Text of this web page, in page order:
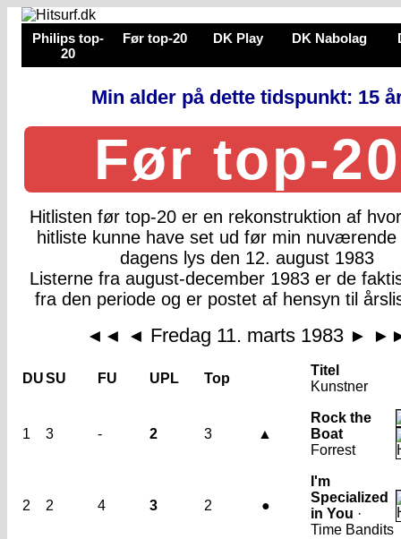
Philips top-
20
Før top-20 DK Play DK Nabolag
Min alder på dette tidspunkt: 15
Før top-20
Hitlisten før top-20 er en rekonstruktion af
hitliste kunne have set ud før min nuværende
dagens lys den 12. august 1983
Listerne fra august-december 1983 er de
fra den periode og er postet af hensyn til
◄◄
◄ Fredag 11. marts 1983 ►
DUSU FU UPL Top
Titel
Kunstner
1 3 - 2 3 ▲
Rock the
Boat
Forrest
2 2 4 3 2 ●
I'm
Specialized
in You ·
Time Bandits